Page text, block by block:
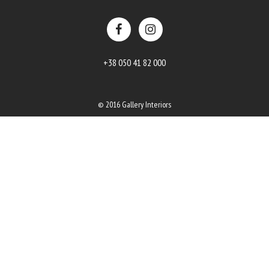
+38 050 41 82 000
© 2016 Gallery Interiors